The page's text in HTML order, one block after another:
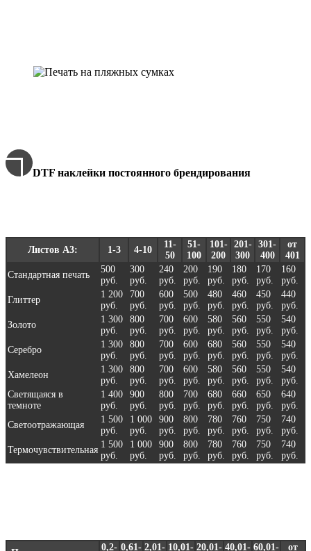
DTF наклейки постоянного брендирования
Листов А3: 1-3 4-10
11-
50
51-
100
101-
200
201-
300
301-
400
от
401
Стандартная печать
500
руб.
300
руб.
240
руб.
200
руб.
190
руб.
180
руб.
170
руб.
160
руб.
Глиттер
1 200
руб.
700
руб.
600
руб.
500
руб.
480
руб.
460
руб.
450
руб.
440
руб.
Золото
1 300
руб.
800
руб.
700
руб.
600
руб.
580
руб.
560
руб.
550
руб.
540
руб.
Серебро
1 300
руб.
800
руб.
700
руб.
600
руб.
680
руб.
560
руб.
550
руб.
540
руб.
Хамелеон
1 300
руб.
800
руб.
700
руб.
600
руб.
580
руб.
560
руб.
550
руб.
540
руб.
Светящаяся в
темноте
1 400
руб.
900
руб.
800
руб.
700
руб.
680
руб.
660
руб.
650
руб.
640
руб.
Светоотражающая
1 500
руб.
1 000
руб.
900
руб.
800
руб.
780
руб.
760
руб.
750
руб.
740
руб.
Термочувствительная
1 500
руб.
1 000
руб.
900
руб.
800
руб.
780
руб.
760
руб.
750
руб.
740
руб.
0,2- 0,61- 2,01- 10,01- 20,01- 40,01- 60,01- от